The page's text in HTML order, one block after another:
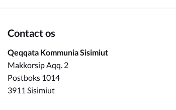
Contact os
Qeqqata Kommunia Sisimiut
Makkorsip Aqq. 2
Postboks 1014
3911 Sisimiut